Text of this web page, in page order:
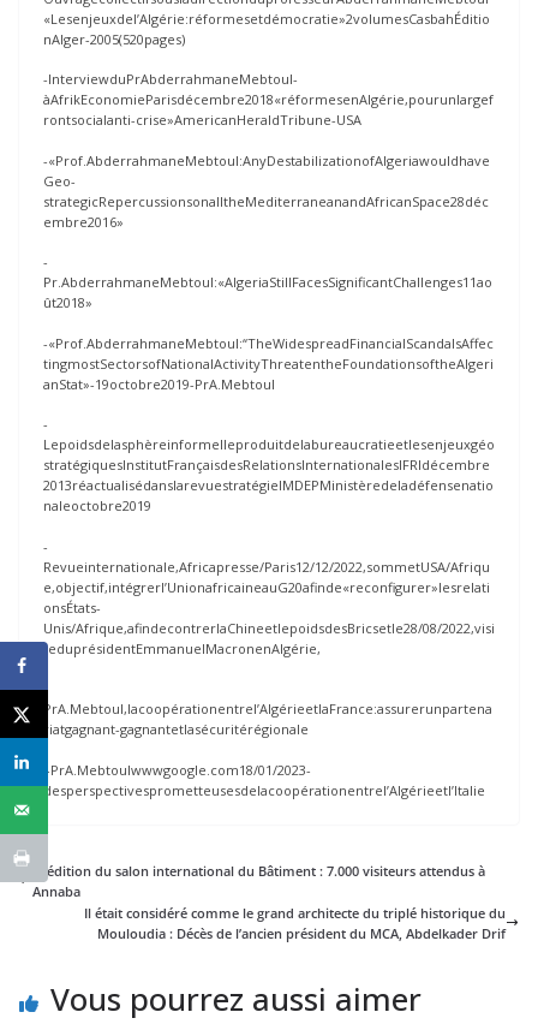
«Lesenjeuxdel’Algérie:réformesetdémocratie»2volumesCasbahÉditio
nAlger-2005(520pages)
-InterviewduPrAbderrahmaneMebtoul-
àAfrikEconomieParisdécembre2018«réformesenAlgérie,pourunlargef
rontsocialanti-crise»AmericanHeraldTribune-USA
-«Prof.AbderrahmaneMebtoul:AnyDestabilizationofAlgeriawouldhave
Geo-
strategicRepercussionsonalltheMediterraneanandAfricanSpace28déc
embre2016»
-
Pr.AbderrahmaneMebtoul:«AlgeriaStillFacesSignificantChallenges11ao
ût2018»
-«Prof.AbderrahmaneMebtoul:“TheWidespreadFinancialScandalsAffec
tingmostSectorsofNationalActivityThreatentheFoundationsoftheAlgeri
anStat»-19octobre2019-PrA.Mebtoul
-
Lepoidsdelasphèreinformelleproduitdelabureaucratieetlesenjeuxgéo
stratégiquesInstitutFrançaisdesRelationsInternationalesIFRIdécembre
2013réactualisédanslarevuestratégieIMDEPMinistèredeladéfensenatio
naleoctobre2019
-
Revueinternationale,Africapresse/Paris12/12/2022,sommetUSA/Afriqu
e,objectif,intégrerl’UnionafricaineauG20afinde«reconfigurer»lesrelati
onsÉtats-
Unis/Afrique,afindecontrerlaChineetlepoidsdesBricsetle28/08/2022,visi
teduprésidentEmmanuelMacronenAlgérie,
-
PrA.Mebtoul,lacoopérationentrel’AlgérieetlaFrance:assurerunpartena
riatgagnant-gagnantetlasécuritérégionale
–PrA.Mebtoulwwwgoogle.com18/01/2023-
desperspectivesprometteusesdelacoopérationentrel’Algérieetl’Italie
2eédition du salon international du Bâtiment : 7.000 visiteurs attendus à
Annaba
Il était considéré comme le grand architecte du triplé historique du
Mouloudia : Décès de l’ancien président du MCA, Abdelkader Drif
Vous pourrez aussi aimer